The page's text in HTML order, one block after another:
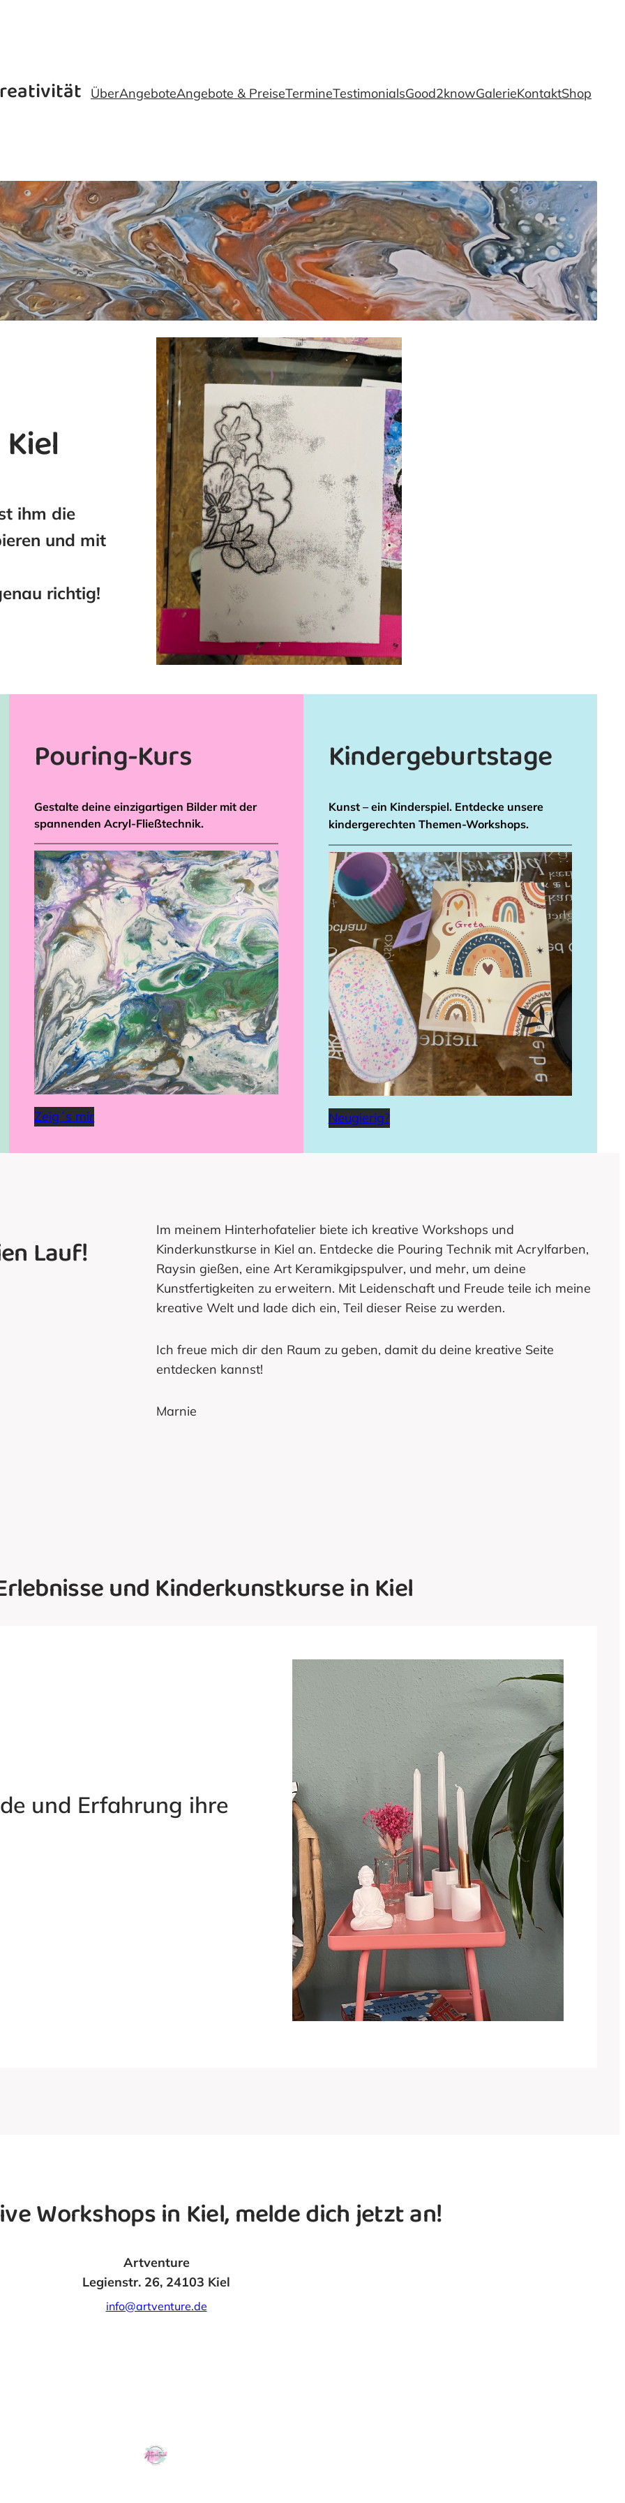
ÜberAngeboteAngebote & PreiseTermineTestimonialsGood2knowGalerieKontaktShop
ihm die
und mit
richtig!
Pouring-Kurs
Gestalte deine einzigartigen Bilder mit der
spannenden Acryl-Fließtechnik.
Zeig´s mir
Kindergeburtstage
Kunst – ein Kinderspiel. Entdecke unsere
kindergerechten Themen-Workshops.
Neugierig?
Lauf!
Im meinem Hinterhofatelier biete ich kreative Workshops und
Kinderkunstkurse in Kiel an. Entdecke die Pouring Technik mit Acrylfarben,
Raysin gießen, eine Art Keramikgipspulver, und mehr, um deine
Kunstfertigkeiten zu erweitern. Mit Leidenschaft und Freude teile ich meine
kreative Welt und lade dich ein, Teil dieser Reise zu werden.
Ich freue mich dir den Raum zu geben, damit du deine kreative Seite
entdecken kannst!
Marnie
und Kinderkunstkurse in Kiel
und Erfahrung ihre
Workshops in Kiel, melde dich jetzt an!
Artventure
Legienstr. 26, 24103 Kiel
info@artventure.de